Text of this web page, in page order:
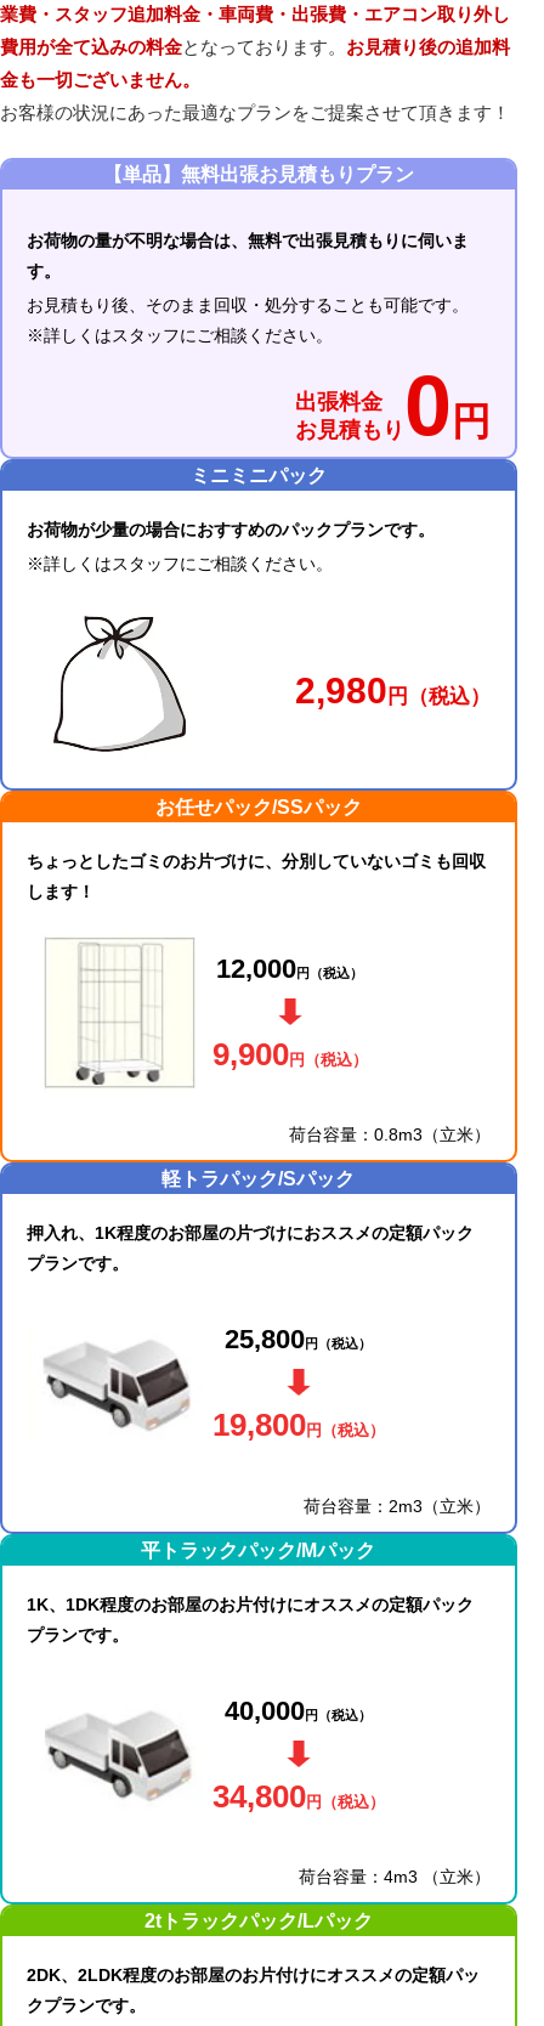
業費・スタッフ追加料金・車両費・出張費・エアコン取り外し
費用が全て込みの料金となっております。 お見積り後の追加料
金も一切ございません。
お客様の状況にあった最適なプランをご提案させて頂きます！
【単品】無料出張お見積もりプラン
お荷物の量が不明な場合は、無料で出張見積もりに伺いま
す。
お見積もり後、そのまま回収・処分することも可能です。
※詳しくはスタッフにご相談ください。
出張料金
お見積もり 0 円
ミニミニパック
お荷物が少量の場合におすすめのパックプランです。
※詳しくはスタッフにご相談ください。
2,980 円 （税込）
お任せパック/SSパック
ちょっとしたゴミのお片づけに、分別していないゴミも回収
します！
12,000円 （税込）
9,900円 （税込）
荷台容量：0.8m3（立米）
軽トラパック/Sパック
押入れ、1K程度のお部屋の片づけにおススメの定額パック
プランです。
25,800円 （税込）
19,800円 （税込）
荷台容量：2m3（立米）
平トラックパック/Mパック
1K、1DK程度のお部屋のお片付けにオススメの定額パック
プランです。
40,000円 （税込）
34,800円 （税込）
荷台容量：4m3 （立米）
2tトラックパック/Lパック
2DK、2LDK程度のお部屋のお片付けにオススメの定額パッ
クプランです。